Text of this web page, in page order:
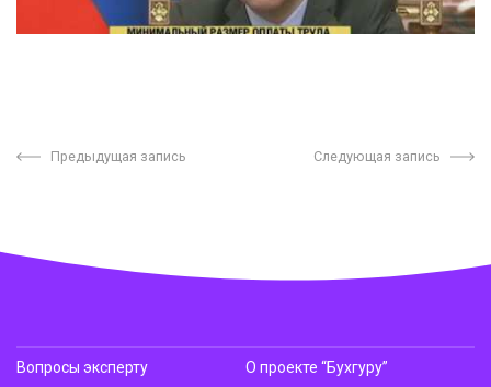
Предыдущая запись Следующая запись
Вопросы эксперту
О проекте “Бухгуру”